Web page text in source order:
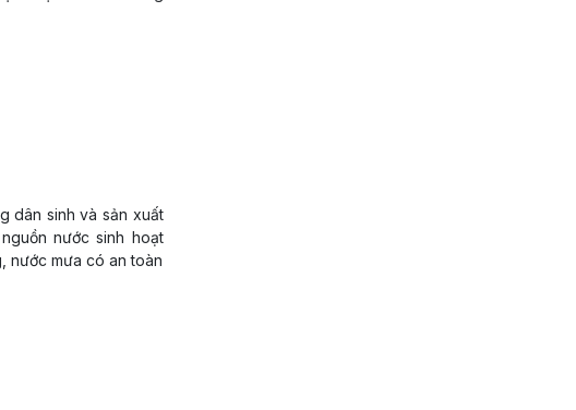
dân sinh và sản xuất
nước sinh hoạt
nước mưa có an toàn